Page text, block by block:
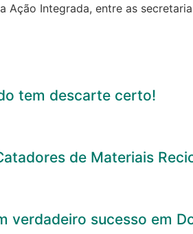
Integrada, entre as
tem descarte certo!
de Materiais
verdadeiro sucesso em